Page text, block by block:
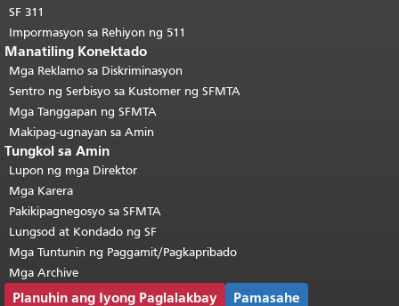
SF 311
Impormasyon sa Rehiyon ng 511
Manatiling Konektado
Mga Reklamo sa Diskriminasyon
Sentro ng Serbisyo sa Kustomer ng SFMTA
Mga Tanggapan ng SFMTA
Makipag-ugnayan sa Amin
Tungkol sa Amin
Lupon ng mga Direktor
Mga Karera
Pakikipagnegosyo sa SFMTA
Lungsod at Kondado ng SF
Mga Tuntunin ng Paggamit/Pagkapribado
Mga Archive
Planuhin ang Iyong Paglalakbay Pamasahe